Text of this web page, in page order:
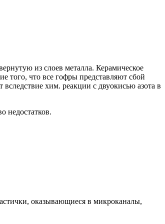
из слоев металла. Керамическое
того, что все гофры представляют сбой
хим. реакции с двуокисью азота в
недостатков.
оказывающиеся в микроканалы,